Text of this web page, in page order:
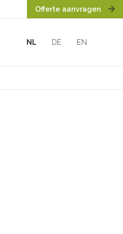
Offerte aanvragen
NL DE EN